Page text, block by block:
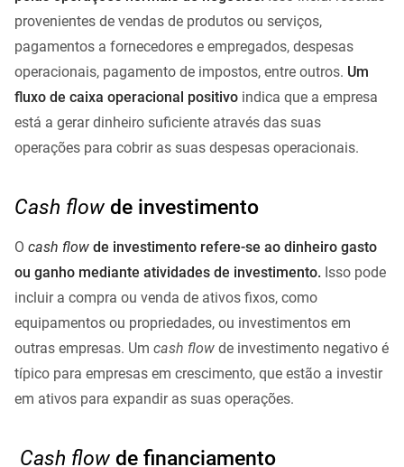
provenientes de vendas de produtos ou serviços,
pagamentos a fornecedores e empregados, despesas
operacionais, pagamento de impostos, entre outros. Um
fluxo de caixa operacional positivo indica que a empresa
está a gerar dinheiro suficiente através das suas
operações para cobrir as suas despesas operacionais.
Cash flow de investimento
O cash flow de investimento refere-se ao dinheiro gasto
ou ganho mediante atividades de investimento. Isso pode
incluir a compra ou venda de ativos fixos, como
equipamentos ou propriedades, ou investimentos em
outras empresas. Um cash flow de investimento negativo é
típico para empresas em crescimento, que estão a investir
em ativos para expandir as suas operações.
Cash flow de financiamento